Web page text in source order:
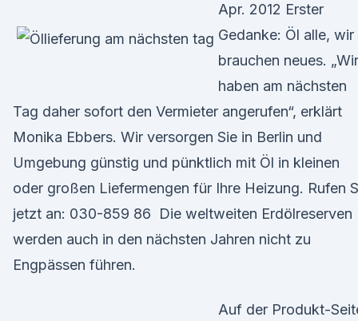
Apr. 2012 Erster
Gedanke: Öl alle, wir
brauchen neues. „Wir
haben am nächsten
Tag daher sofort den Vermieter angerufen“, erklärt
Monika Ebbers. Wir versorgen Sie in Berlin und
Umgebung günstig und pünktlich mit Öl in kleinen
oder großen Liefermengen für Ihre Heizung. Rufen
jetzt an: 030-859 86 Die weltweiten Erdölreserven
werden auch in den nächsten Jahren nicht zu
Engpässen führen.
Auf der Produkt-